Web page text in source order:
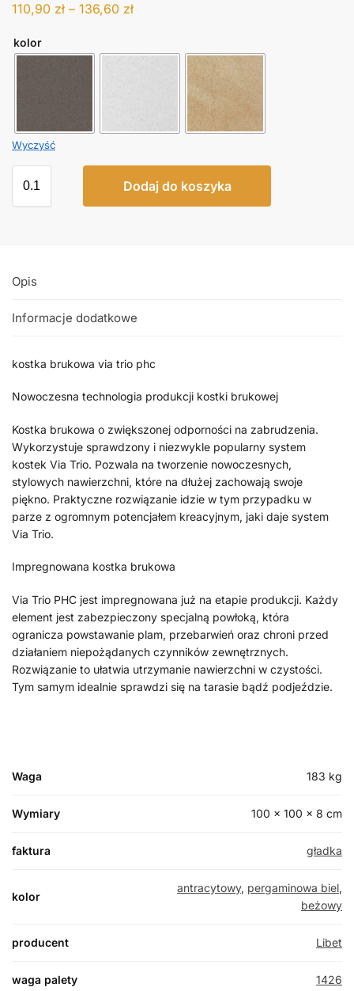
110,90 zł – 136,60 zł
kolor
Wyczyść
Dodaj do koszyka
Opis
Informacje dodatkowe
kostka brukowa via trio phc
Nowoczesna technologia produkcji kostki brukowej
Kostka brukowa o zwiększonej odporności na zabrudzenia.
Wykorzystuje sprawdzony i niezwykle popularny system
kostek Via Trio. Pozwala na tworzenie nowoczesnych,
stylowych nawierzchni, które na dłużej zachowają swoje
piękno. Praktyczne rozwiązanie idzie w tym przypadku w
parze z ogromnym potencjałem kreacyjnym, jaki daje system
Via Trio.
Impregnowana kostka brukowa
Via Trio PHC jest impregnowana już na etapie produkcji. Każdy
element jest zabezpieczony specjalną powłoką, która
ogranicza powstawanie plam, przebarwień oraz chroni przed
działaniem niepożądanych czynników zewnętrznych.
Rozwiązanie to ułatwia utrzymanie nawierzchni w czystości.
Tym samym idealnie sprawdzi się na tarasie bądź podjeździe.
Waga 183 kg
Wymiary 100 × 100 × 8 cm
faktura gładka
kolor
antracytowy, pergaminowa biel,
beżowy
producent Libet
waga palety 1426